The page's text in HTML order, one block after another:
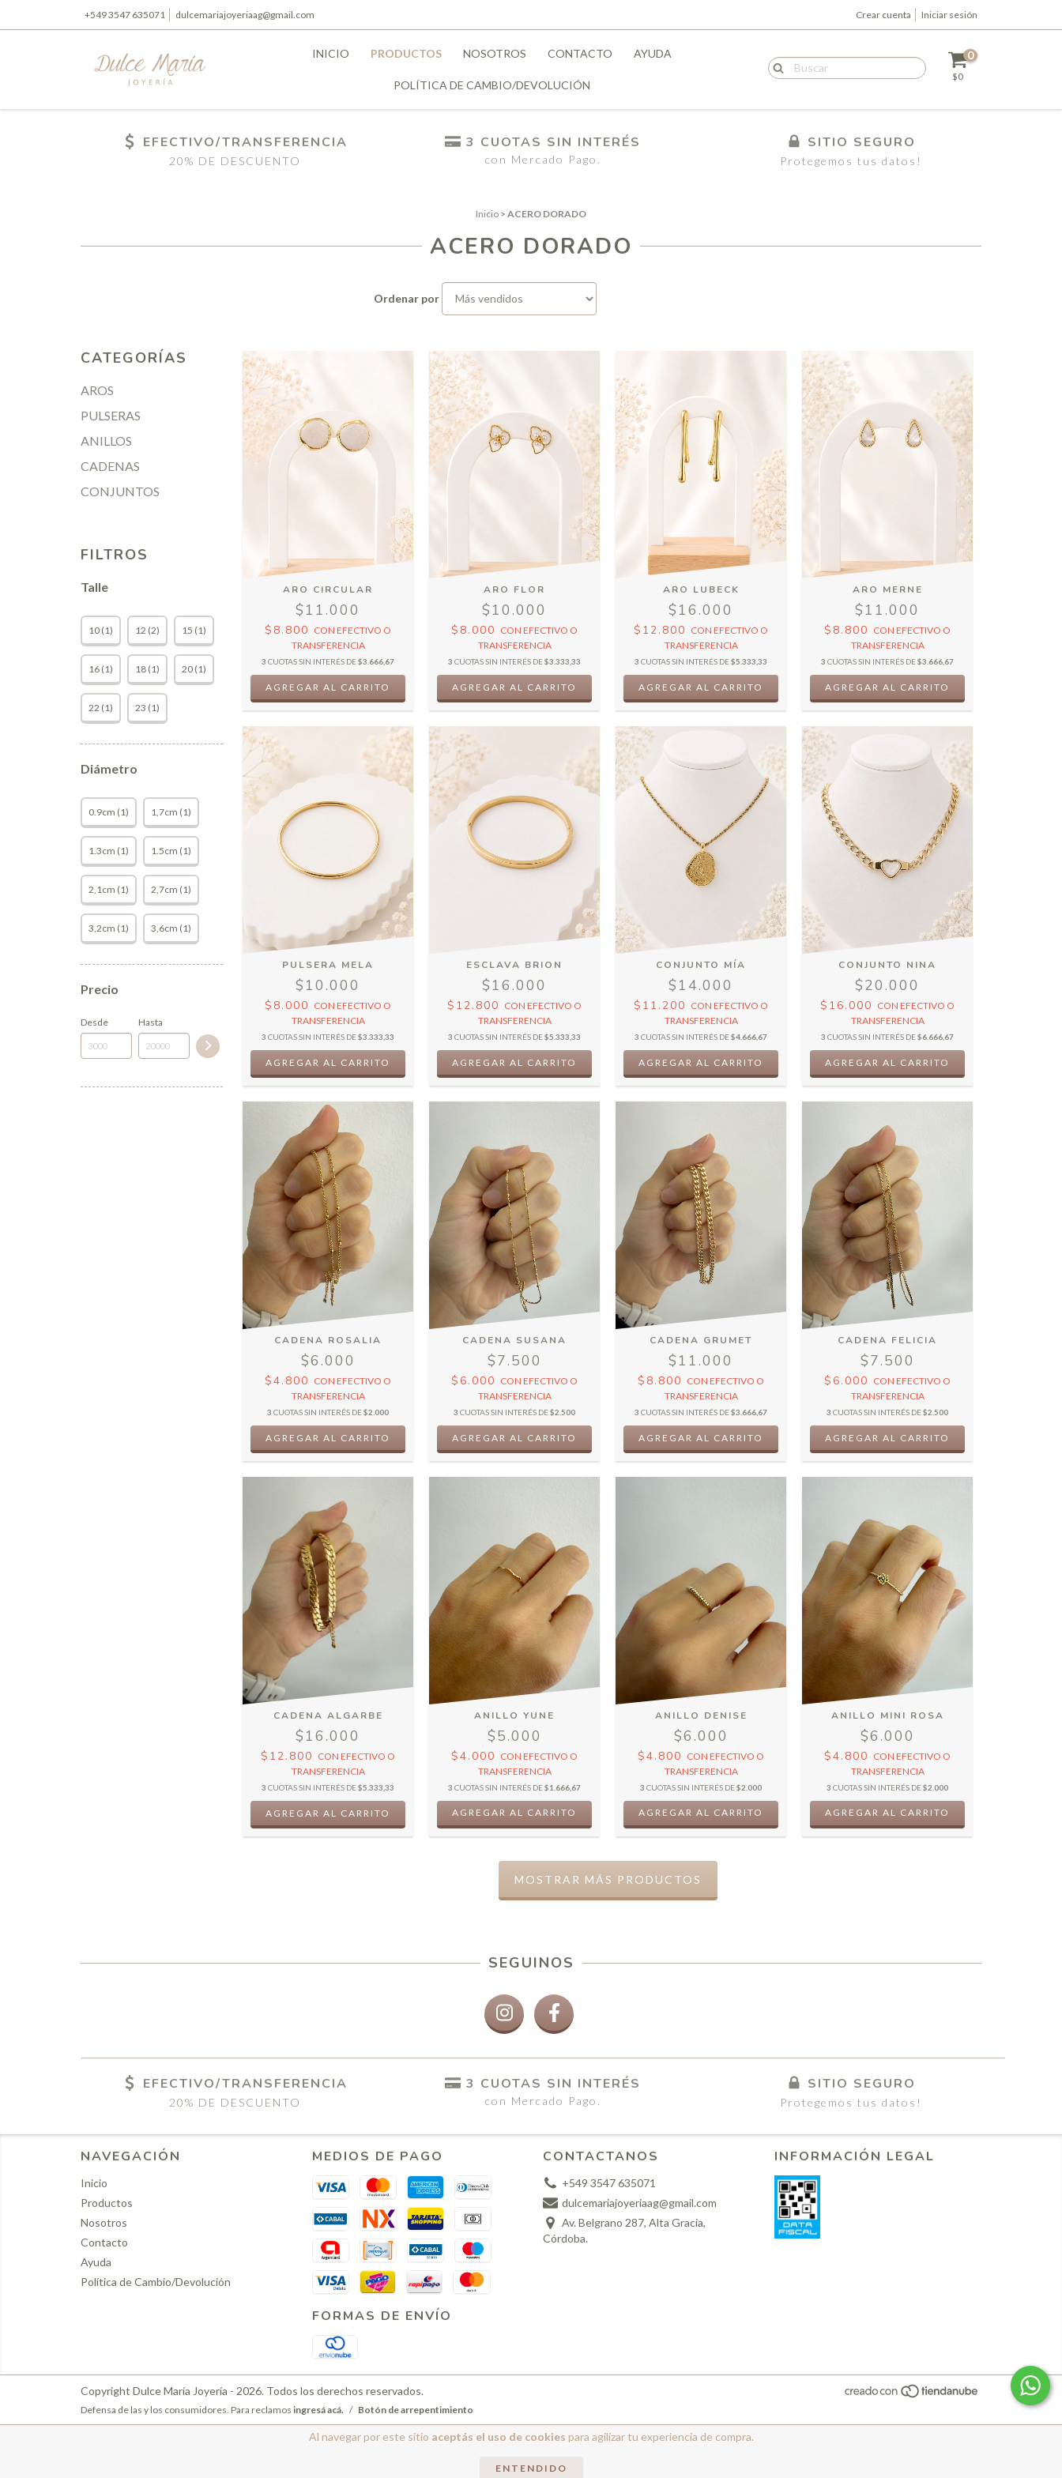
Al navegar por este sitio aceptás el uso de cookies para agilizar tu experiencia de compra.
ENTENDIDO
+549 3547 635071 dulcemariajoyeriaag@gmail.com Crear cuenta Iniciar sesión
INICIO PRODUCTOS NOSOTROS CONTACTO AYUDA
POLÍTICA DE CAMBIO/DEVOLUCIÓN
0
$0
EFECTIVO/TRANSFERENCIA
20% DE DESCUENTO
3 CUOTAS SIN INTERÉS
con Mercado Pago.
SITIO SEGURO
Protegemos tus datos!
Inicio > ACERO DORADO
ACERO DORADO
Ordenar por
CATEGORÍAS
AROS
PULSERAS
ANILLOS
CADENAS
CONJUNTOS
FILTROS
Talle
10 (1) 12 (2) 15 (1)
16 (1) 18 (1) 20 (1)
22 (1) 23 (1)
Diámetro
0.9cm (1) 1,7cm (1)
1.3cm (1) 1.5cm (1)
2,1cm (1) 2,7cm (1)
3,2cm (1) 3,6cm (1)
Precio
Desde Hasta
ARO CIRCULAR
$11.000
$8.800 CON EFECTIVO O
TRANSFERENCIA
3 CUOTAS SIN INTERÉS DE$3.666,67
ARO FLOR
$10.000
$8.000 CON EFECTIVO O
TRANSFERENCIA
3 CUOTAS SIN INTERÉS DE$3.333,33
ARO LUBECK
$16.000
$12.800 CON EFECTIVO O
TRANSFERENCIA
3 CUOTAS SIN INTERÉS DE$5.333,33
ARO MERNE
$11.000
$8.800 CON EFECTIVO O
TRANSFERENCIA
3 CUOTAS SIN INTERÉS DE$3.666,67
PULSERA MELA
$10.000
$8.000 CON EFECTIVO O
TRANSFERENCIA
3 CUOTAS SIN INTERÉS DE$3.333,33
ESCLAVA BRION
$16.000
$12.800 CON EFECTIVO O
TRANSFERENCIA
3 CUOTAS SIN INTERÉS DE$5.333,33
CONJUNTO MÍA
$14.000
$11.200 CON EFECTIVO O
TRANSFERENCIA
3 CUOTAS SIN INTERÉS DE$4.666,67
CONJUNTO NINA
$20.000
$16.000 CON EFECTIVO O
TRANSFERENCIA
3 CUOTAS SIN INTERÉS DE$6.666,67
CADENA ROSALIA
$6.000
$4.800 CON EFECTIVO O
TRANSFERENCIA
3 CUOTAS SIN INTERÉS DE$2.000
CADENA SUSANA
$7.500
$6.000 CON EFECTIVO O
TRANSFERENCIA
3 CUOTAS SIN INTERÉS DE$2.500
CADENA GRUMET
$11.000
$8.800 CON EFECTIVO O
TRANSFERENCIA
3 CUOTAS SIN INTERÉS DE$3.666,67
CADENA FELICIA
$7.500
$6.000 CON EFECTIVO O
TRANSFERENCIA
3 CUOTAS SIN INTERÉS DE$2.500
CADENA ALGARBE
$16.000
$12.800 CON EFECTIVO O
TRANSFERENCIA
3 CUOTAS SIN INTERÉS DE$5.333,33
ANILLO YUNE
$5.000
$4.000 CON EFECTIVO O
TRANSFERENCIA
3 CUOTAS SIN INTERÉS DE$1.666,67
AGREGAR AL CARRITO
ANILLO DENISE
$6.000
$4.800 CON EFECTIVO O
TRANSFERENCIA
3 CUOTAS SIN INTERÉS DE$2.000
AGREGAR AL CARRITO
ANILLO MINI ROSA
$6.000
$4.800 CON EFECTIVO O
TRANSFERENCIA
3 CUOTAS SIN INTERÉS DE$2.000
AGREGAR AL CARRITO
MOSTRAR MÁS PRODUCTOS
SEGUINOS
EFECTIVO/TRANSFERENCIA
20% DE DESCUENTO
3 CUOTAS SIN INTERÉS
con Mercado Pago.
SITIO SEGURO
Protegemos tus datos!
NAVEGACIÓN
Inicio
Productos
Nosotros
Contacto
Ayuda
Política de Cambio/Devolución
MEDIOS DE PAGO
FORMAS DE ENVÍO
CONTACTANOS
+549 3547 635071
dulcemariajoyeriaag@gmail.com
Av. Belgrano 287, Alta Gracia,
Córdoba.
INFORMACIÓN LEGAL
Copyright Dulce María Joyería - 2026. Todos los derechos reservados.
Defensa de las y los consumidores. Para reclamos ingresá acá. / Botón de arrepentimiento